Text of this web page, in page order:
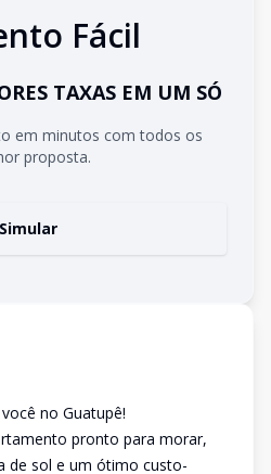
Fácil
TAXAS EM UM SÓ
em minutos com todos os
proposta.
Simular
no Guatupê!
pronto para morar,
de sol e um ótimo custo-